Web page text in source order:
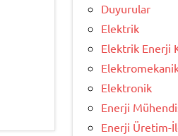
Duyurular
Elektrik
Elektrik Enerji
Elektronik
Enerji
Enerji Üretim-